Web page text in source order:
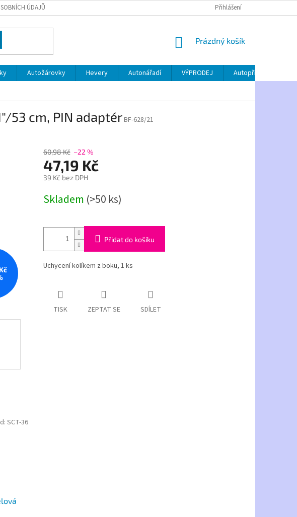
ÚDAJŮ Přihlášení
NÁKUPNÍ
Prázdný košík
Autožárovky Hevery Autonářadí VÝPRODEJ
Autopříslušenství
53 cm, PIN adaptérBF-628/21
60,98 Kč –22 %
47,19 Kč
39 Kč bez DPH
cena:
Skladem (>50 ks)
Přidat do košíku
Uchycení kolíkem z boku, 1 ks
TISK ZEPTAT SE SDÍLET
SCT-36